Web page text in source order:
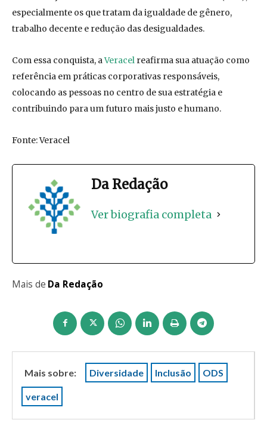
especialmente os que tratam da igualdade de gênero,
trabalho decente e redução das desigualdades.
Com essa conquista, aVeracel reafirma sua atuação como
referência em práticas corporativas responsáveis,
colocando as pessoas no centro de sua estratégia e
contribuindo para um futuro mais justo e humano.
Fonte: Veracel
Da Redação
Ver biografia completa
Mais de Da Redação
Mais sobre: Diversidade Inclusão ODS
veracel